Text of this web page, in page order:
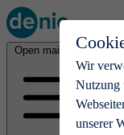
Wir
Nutzung
unserer
Open main menu